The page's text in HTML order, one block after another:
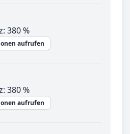
380 %
aufrufen
380 %
aufrufen